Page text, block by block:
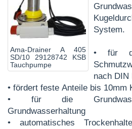
Ama-Drainer A 405
SD/10 29128742 KSB
Tauchpumpe
System.
• für
nach DIN
• fördert feste Anteile bis 10mm
• für die
Grundwasserhaltung
• automatisches